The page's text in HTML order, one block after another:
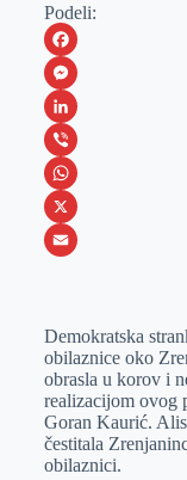
Podeli:
F
a
c
e
b
o
M
e
s
s
e
e
r
L
i
n
k
I
n
V
i
b
W
h
s
A
p
p
X
a
i
l
Demokratska
obilaznice oko
obrasla u korov i
realizacijom ovog
Goran Kaurić.
čestitala
obilaznici.